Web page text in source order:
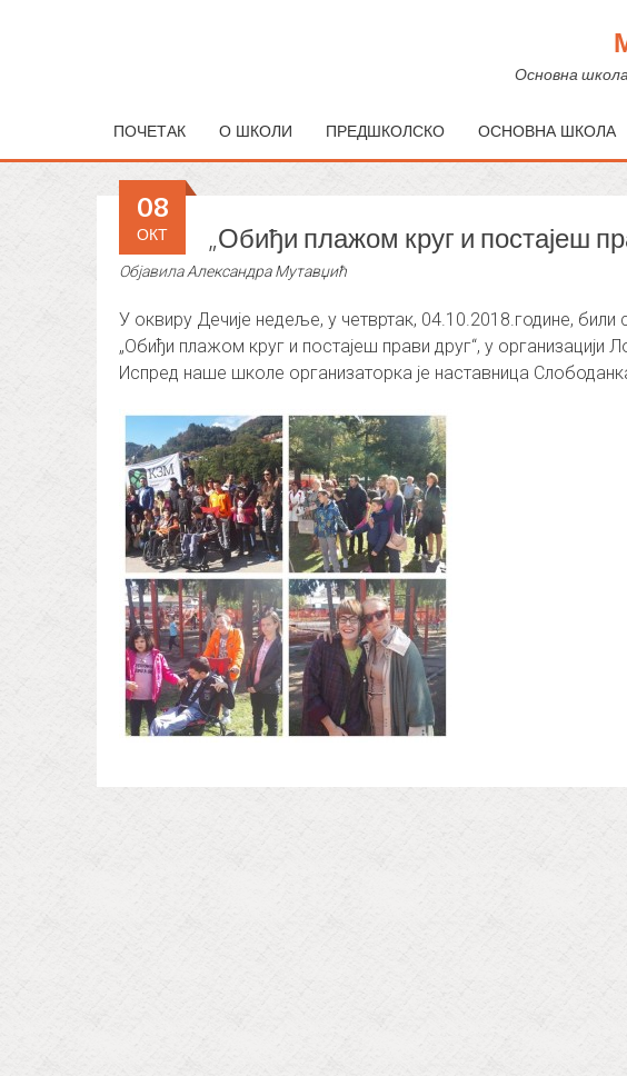
Основна
ПОЧЕТАК О ШКОЛИ ПРЕДШКОЛСКО ОСНОВНА ШКОЛА
„Обиђи плажом круг и постајеш
08
ОКТ
ОбјавилаАлександра Мутавџић
У оквиру Дечије недеље, у четвртак, 04.10.2018.године,
„Обиђи плажом круг и постајеш прави друг“, у организацији
Испред наше школе организаторка је наставница